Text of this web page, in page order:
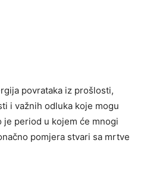
povrataka iz prošlosti,
i važnih odluka koje mogu
je period u kojem će mnogi
pomjera stvari sa mrtve